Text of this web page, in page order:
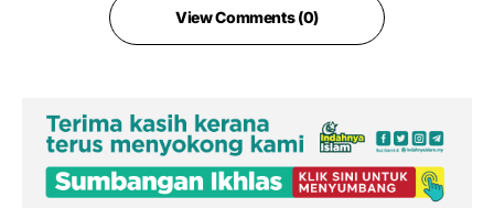
View Comments (0)